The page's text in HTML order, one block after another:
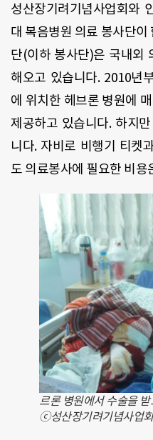
성산장기려기념사업회와
대 복음병원 의료 봉사단
단(이하 봉사단)은 국내외
해오고 있습니다. 2010년
에 위치한 헤브론 병원에
제공하고 있습니다. 하지
니다. 자비로 비행기 티켓
도 의료봉사에 필요한 비용
르론 병원에서 수술을
ⓒ성산장기려기념사업회